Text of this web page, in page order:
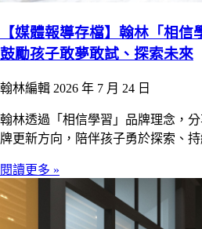
【媒體報導存檔】翰林「相信
鼓勵孩子敢夢敢試、探索未來
翰林編輯 2026 年 7 月 24 日
翰林透過「相信學習」品牌理念，
牌更新方向，陪伴孩子勇於探索、
閱讀更多 »